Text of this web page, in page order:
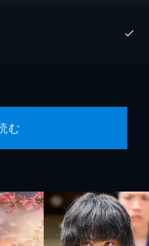
む